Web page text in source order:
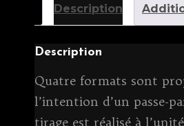
Description
Description
Quatre formats sont
l’intention d’un passe-
tirage est réalisé à